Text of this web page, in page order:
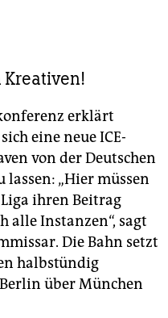
erklärt
eine neue ICE-
von der Deutschen
lassen: „Hier müssen
ihren Beitrag
alle Instanzen“, sagt
Die Bahn setzt
halbstündig
über München